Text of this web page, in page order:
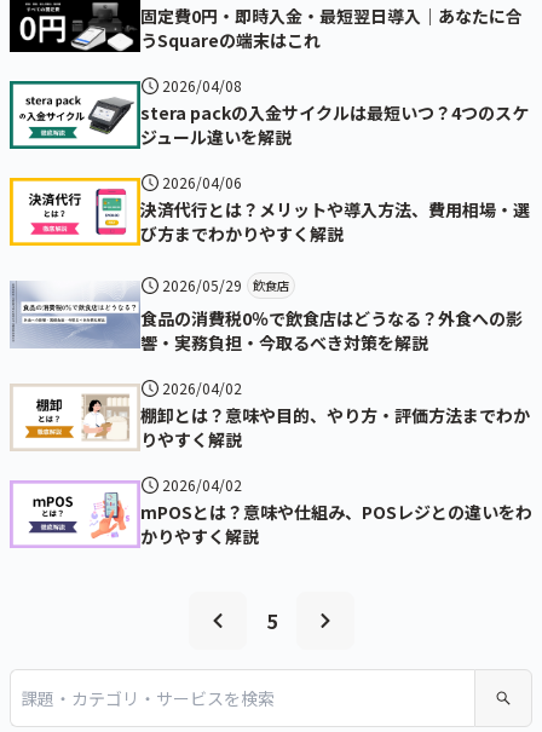
固定費0円・即時入金・最短翌日導入｜あなたに合
うSquareの端末はこれ
2026/04/08
stera packの入金サイクルは最短いつ？4つのスケ
ジュール違いを解説
2026/04/06
決済代行とは？メリットや導入方法、費用相場・選
び方までわかりやすく解説
2026/05/29 飲食店
食品の消費税0％で飲食店はどうなる？外食への影
響・実務負担・今取るべき対策を解説
2026/04/02
棚卸とは？意味や目的、やり方・評価方法までわか
りやすく解説
2026/04/02
mPOSとは？意味や仕組み、POSレジとの違いをわ
かりやすく解説
5